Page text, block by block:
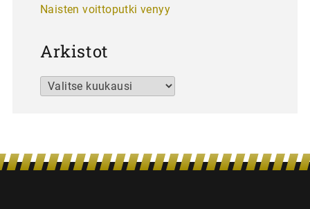
Naisten voittoputki venyy
Arkistot
Arkistot